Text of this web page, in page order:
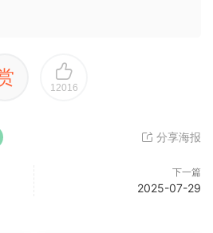
12016
分享海报
下一篇
2025-07-29